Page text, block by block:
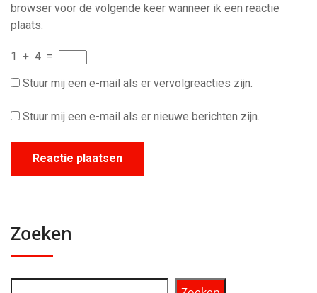
browser voor de volgende keer wanneer ik een reactie
plaats.
1 + 4 =
Stuur mij een e-mail als er vervolgreacties zijn.
Stuur mij een e-mail als er nieuwe berichten zijn.
Zoeken